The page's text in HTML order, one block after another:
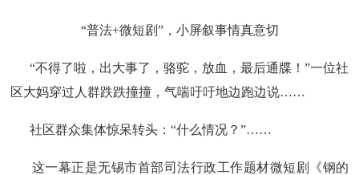
“普法+微短剧”，小屏叙事情真意切
“不得了啦，出大事了，骆驼，放血，最后通牒！”一位社
区大妈穿过人群跌跌撞撞，气喘吁吁地边跑边说……
社区群众集体惊呆转头：“什么情况？”……
这一幕正是无锡市首部司法行政工作题材微短剧《钢的